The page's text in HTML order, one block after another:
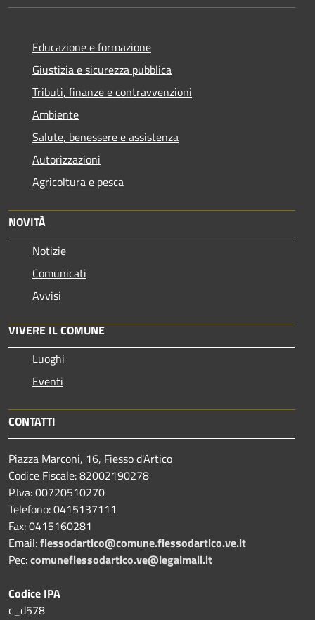
Educazione e formazione
Giustizia e sicurezza pubblica
Tributi, finanze e contravvenzioni
Ambiente
Salute, benessere e assistenza
Autorizzazioni
Agricoltura e pesca
NOVITÀ
Notizie
Comunicati
Avvisi
VIVERE IL COMUNE
Luoghi
Eventi
CONTATTI
Piazza Marconi, 16, Fiesso d'Artico
Codice Fiscale: 82002190278
P.Iva: 00720510270
Telefono:0415137111
Fax:0415160281
Email:fiessodartico@comune.fiessodartico.ve.it
Pec:comunefiessodartico.ve@legalmail.it
Codice IPA
c_d578